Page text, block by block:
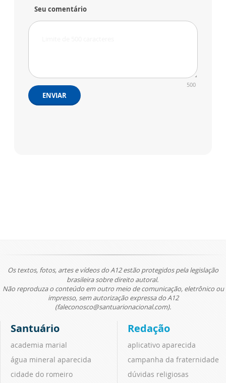
Seu comentário
500
ENVIAR
Os textos, fotos, artes e vídeos do A12 estão protegidos pela legislação
brasileira sobre direito autoral.
Não reproduza o conteúdo em outro meio de comunicação, eletrônico ou
impresso, sem autorização expressa do A12
(faleconosco@santuarionacional.com).
Santuário
academia marial
água mineral aparecida
cidade do romeiro
Redação
aplicativo aparecida
campanha da fraternidade
dúvidas religiosas